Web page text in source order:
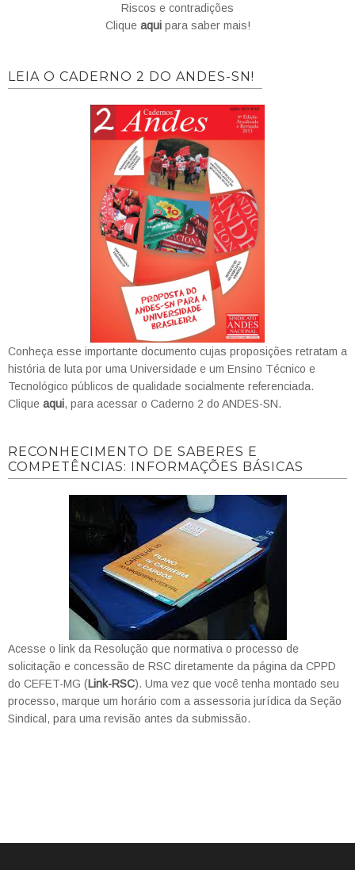
Riscos e contradições
Clique aquipara saber mais!
LEIA O CADERNO 2 DO ANDES-SN!
Conheça esse importante documento cujas proposições retratam a
história de luta por uma Universidade e um Ensino Técnico e
Tecnológico públicos de qualidade socialmente referenciada.
Clique aqui, para acessar o Caderno 2 do ANDES-SN.
RECONHECIMENTO DE SABERES E
COMPETÊNCIAS: INFORMAÇÕES BÁSICAS
Acesse o link da Resolução que normativa o processo de
solicitação e concessão de RSC diretamente da página da CPPD
do CEFET-MG (Link-RSC). Uma vez que você tenha montado seu
processo, marque um horário com a assessoria jurídica da Seção
Sindical, para uma revisão antes da submissão.